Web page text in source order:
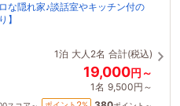
な隠れ家♪談話室やキッチン付の
】
1泊 大人2名 合計(税込)
19,000円～
1名 9,500円～